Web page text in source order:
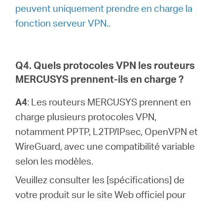
peuvent uniquement prendre en charge la
fonction serveur VPN..
Q4. Quels protocoles VPN les routeurs
MERCUSYS prennent-ils en charge ?
A4: Les routeurs MERCUSYS prennent en
charge plusieurs protocoles VPN,
notamment PPTP, L2TP/IPsec, OpenVPN et
WireGuard, avec une compatibilité variable
selon les modèles.
Veuillez consulter les [spécifications] de
votre produit sur le site Web officiel pour